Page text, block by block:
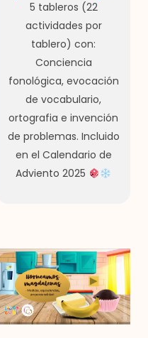
5 tableros (22
actividades por
tablero) con:
Conciencia
fonológica, evocación
de vocabulario,
ortografia e invención
de problemas. Incluido
en el Calendario de
Adviento 2025